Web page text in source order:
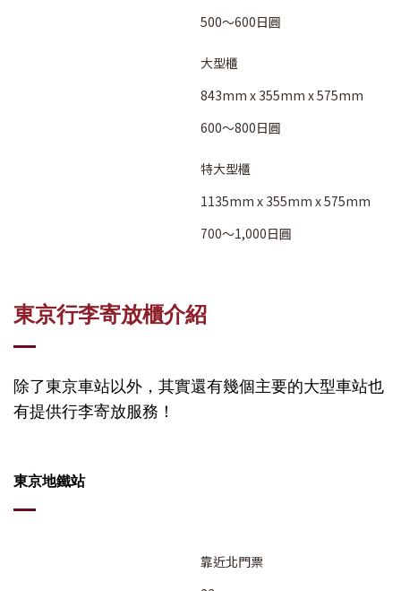
500～600日圓
大型櫃
843mm x 355mm x 575mm
600～800日圓
特大型櫃
1135mm x 355mm x 575mm
700～1,000日圓
東京行李寄放櫃介紹
除了東京車站以外，其實還有幾個主要的大型車站也
有提供行李寄放服務！
東京地鐵站
靠近北門票